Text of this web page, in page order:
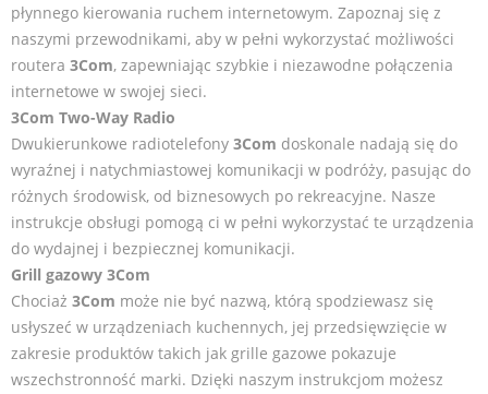
płynnego kierowania ruchem internetowym. Zapoznaj się z
naszymi przewodnikami, aby w pełni wykorzystać możliwości
routera 3Com, zapewniając szybkie i niezawodne połączenia
internetowe w swojej sieci.
3Com Two-Way Radio
Dwukierunkowe radiotelefony 3Com doskonale nadają się do
wyraźnej i natychmiastowej komunikacji w podróży, pasując do
różnych środowisk, od biznesowych po rekreacyjne. Nasze
instrukcje obsługi pomogą ci w pełni wykorzystać te urządzenia
do wydajnej i bezpiecznej komunikacji.
Grill gazowy 3Com
Chociaż 3Com może nie być nazwą, którą spodziewasz się
usłyszeć w urządzeniach kuchennych, jej przedsięwzięcie w
zakresie produktów takich jak grille gazowe pokazuje
wszechstronność marki. Dzięki naszym instrukcjom możesz